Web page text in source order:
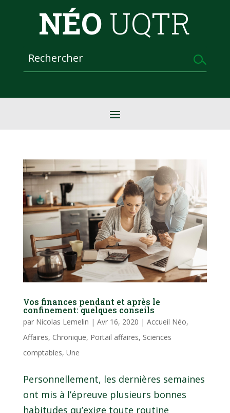
NÉO UQTR
Vos finances pendant et après le
confinement: quelques conseils
par Nicolas Lemelin | Avr 16, 2020 | Accueil Néo,
Affaires, Chronique, Portail affaires, Sciences
comptables, Une
Personnellement, les dernières semaines
ont mis à l’épreuve plusieurs bonnes
habitudes qu’exige toute routine